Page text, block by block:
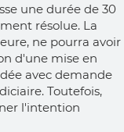
une durée de 30
résolue. La
ne pourra avoir
d'une mise en
avec demande
Toutefois,
l'intention